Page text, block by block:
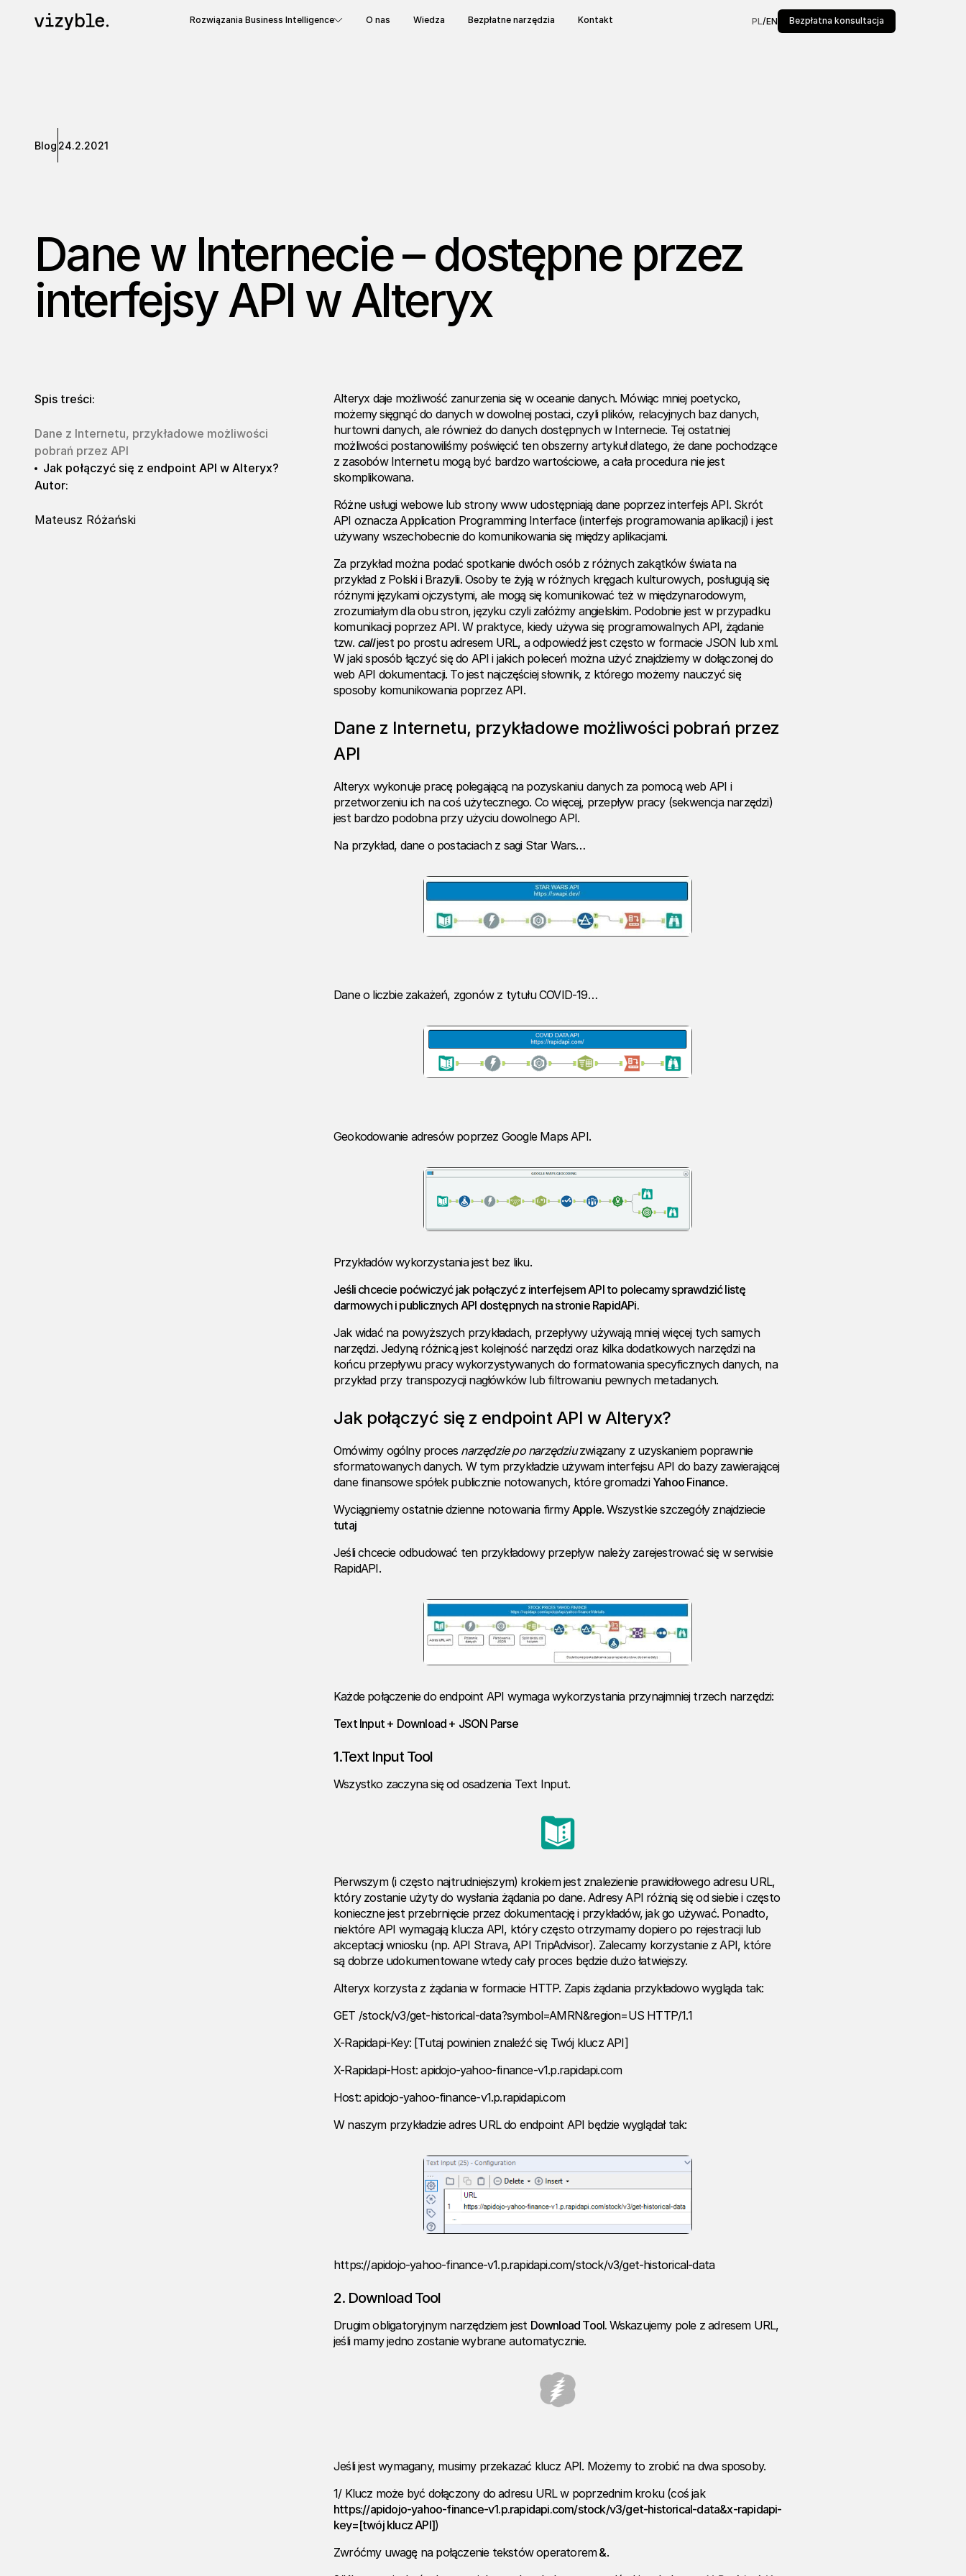
Rozwiązania Business Intelligence O nas Wiedza Bezpłatne narzędzia Kontakt PL/EN Bezpłatna konsultacja
Blog 24.2.2021
Dane w Internecie – dostępne przez
interfejsy API w Alteryx
Spis treści:
Dane z Internetu, przykładowe możliwości
pobrań przez API
Jak połączyć się z endpoint API w Alteryx?
Autor:
Mateusz Różański
Alteryx daje możliwość zanurzenia się w oceanie danych. Mówiąc mniej poetycko,
możemy sięgnąć do danych w dowolnej postaci, czyli plików, relacyjnych baz danych,
hurtowni danych, ale również do danych dostępnych w Internecie. Tej ostatniej
możliwości postanowiliśmy poświęcić ten obszerny artykuł dlatego, że dane pochodzące
z zasobów Internetu mogą być bardzo wartościowe, a cała procedura nie jest
skomplikowana.
Różne usługi webowe lub strony www udostępniają dane poprzez interfejs API. Skrót
API oznacza Application Programming Interface (interfejs programowania aplikacji) i jest
używany wszechobecnie do komunikowania się między aplikacjami.
Za przykład można podać spotkanie dwóch osób z różnych zakątków świata na
przykład z Polski i Brazylii. Osoby te żyją w różnych kręgach kulturowych, posługują się
różnymi językami ojczystymi, ale mogą się komunikować też w międzynarodowym,
zrozumiałym dla obu stron, języku czyli załóżmy angielskim. Podobnie jest w przypadku
komunikacji poprzez API. W praktyce, kiedy używa się programowalnych API, żądanie
tzw. call jest po prostu adresem URL, a odpowiedź jest często w formacie JSON lub xml.
W jaki sposób łączyć się do API i jakich poleceń można użyć znajdziemy w dołączonej do
web API dokumentacji. To jest najczęściej słownik, z którego możemy nauczyć się
sposoby komunikowania poprzez API.
Dane z Internetu, przykładowe możliwości pobrań przez
API
Alteryx wykonuje pracę polegającą na pozyskaniu danych za pomocą web API i
przetworzeniu ich na coś użytecznego. Co więcej, przepływ pracy (sekwencja narzędzi)
jest bardzo podobna przy użyciu dowolnego API.
Na przykład, dane o postaciach z sagi Star Wars…
Dane o liczbie zakażeń, zgonów z tytułu COVID-19…
Geokodowanie adresów poprzez Google Maps API.
Przykładów wykorzystania jest bez liku.
Jeśli chcecie poćwiczyć jak połączyć z interfejsem API to polecamy sprawdzić listę
darmowych i publicznych API dostępnych na stronie RapidAPi.
Jak widać na powyższych przykładach, przepływy używają mniej więcej tych samych
narzędzi. Jedyną różnicą jest kolejność narzędzi oraz kilka dodatkowych narzędzi na
końcu przepływu pracy wykorzystywanych do formatowania specyficznych danych, na
przykład przy transpozycji nagłówków lub filtrowaniu pewnych metadanych.
Jak połączyć się z endpoint API w Alteryx?
Omówimy ogólny proces narzędzie po narzędziuzwiązany z uzyskaniem poprawnie
sformatowanych danych. W tym przykładzie używam interfejsu API do bazy zawierającej
dane finansowe spółek publicznie notowanych, które gromadzi Yahoo Finance.
Wyciągniemy ostatnie dzienne notowania firmyApple. Wszystkie szczegóły znajdziecie
tutaj
Jeśli chcecie odbudować ten przykładowy przepływ należy zarejestrować się w serwisie
RapidAPI.
Każde połączenie do endpoint API wymaga wykorzystania przynajmniej trzech narzędzi:
Text Input + Download + JSON Parse
1.Text Input Tool
Wszystko zaczyna się od osadzenia Text Input.
Pierwszym (i często najtrudniejszym) krokiem jest znalezienie prawidłowego adresu URL,
który zostanie użyty do wysłania żądania po dane. Adresy API różnią się od siebie i często
konieczne jest przebrnięcie przez dokumentację i przykładów, jak go używać. Ponadto,
niektóre API wymagają klucza API, który często otrzymamy dopiero po rejestracji lub
akceptacji wniosku (np. API Strava, API TripAdvisor). Zalecamy korzystanie z API, które
są dobrze udokumentowane wtedy cały proces będzie dużo łatwiejszy.
Alteryx korzysta z żądania w formacie HTTP. Zapis żądania przykładowo wygląda tak:
GET /stock/v3/get-historical-data?symbol=AMRN&region=US HTTP/1.1
X-Rapidapi-Key: [Tutaj powinien znaleźć się Twój klucz API]
X-Rapidapi-Host: apidojo-yahoo-finance-v1.p.rapidapi.com
Host: apidojo-yahoo-finance-v1.p.rapidapi.com
W naszym przykładzie adres URL do endpoint API będzie wyglądał tak:
https://apidojo-yahoo-finance-v1.p.rapidapi.com/stock/v3/get-historical-data
2. Download Tool
Drugim obligatoryjnym narzędziem jest Download Tool. Wskazujemy pole z adresem URL,
jeśli mamy jedno zostanie wybrane automatycznie.
Jeśli jest wymagany, musimy przekazać klucz API. Możemy to zrobić na dwa sposoby.
1/ Klucz może być dołączony do adresu URL w poprzednim kroku (coś jak
https://apidojo-yahoo-finance-v1.p.rapidapi.com/stock/v3/get-historical-data&x-rapidapi-
key=[twój klucz API])
Zwróćmy uwagę na połączenie tekstów operatorem&.